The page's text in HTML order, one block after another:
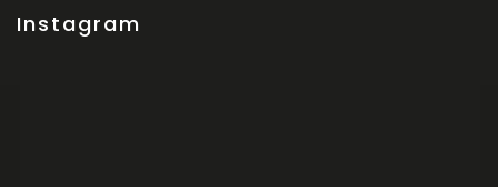
Instagram